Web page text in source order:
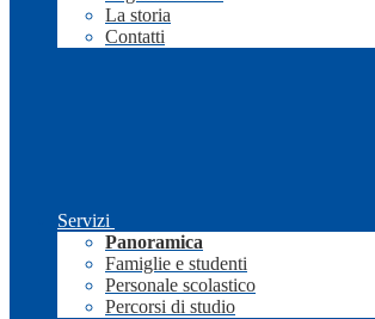
La storia
Contatti
Servizi
Panoramica
Famiglie e studenti
Personale scolastico
Percorsi di studio